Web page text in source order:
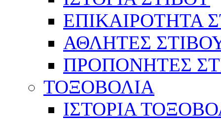
ΕΠΙΚΑΙΡΟΤΗΤΑ
ΑΘΛΗΤΕΣ
ΠΡΟΠΟΝΗΤΕΣ
ΤΟΞΟΒΟΛΙΑ
ΙΣΤΟΡΙΑ